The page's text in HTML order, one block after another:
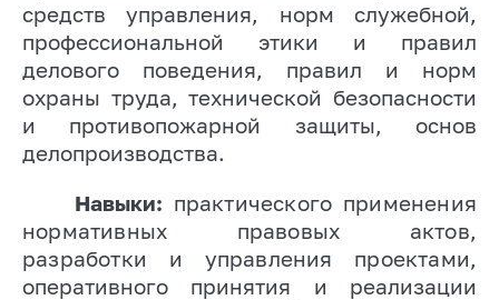
средств управления, норм служебной,
профессиональной этики и правил
делового поведения, правил и норм
охраны труда, технической безопасности
и противопожарной защиты, основ
делопроизводства.
Навыки: практического применения
нормативных правовых актов,
разработки и управления проектами,
оперативного принятия и реализации